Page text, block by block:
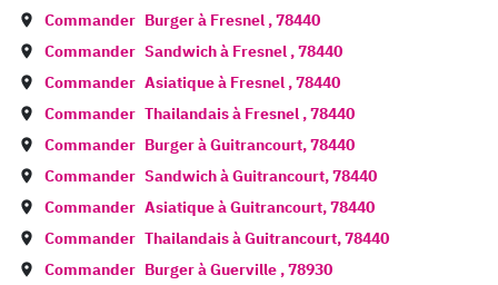
Commander Burger à Fresnel ,78440
Commander Sandwich à Fresnel ,78440
Commander Asiatique à Fresnel ,78440
Commander Thailandais à Fresnel ,78440
Commander Burger àGuitrancourt,78440
Commander Sandwich àGuitrancourt,78440
Commander Asiatique àGuitrancourt,78440
Commander Thailandais àGuitrancourt,78440
Commander Burger àGuerville ,78930